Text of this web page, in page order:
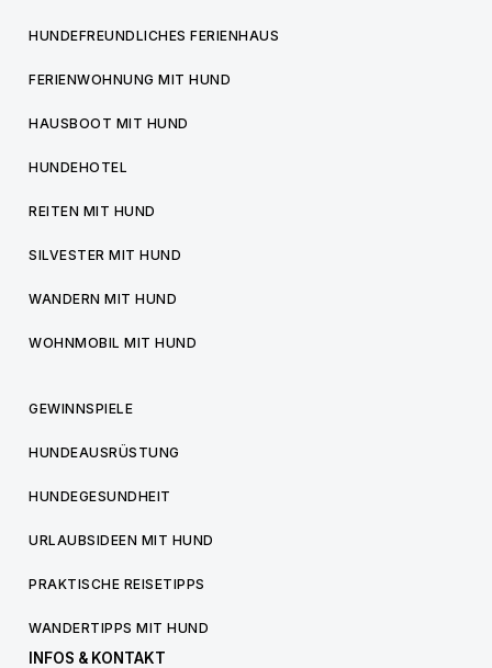
HUNDEFREUNDLICHES FERIENHAUS
FERIENWOHNUNG MIT HUND
HAUSBOOT MIT HUND
HUNDEHOTEL
REITEN MIT HUND
SILVESTER MIT HUND
WANDERN MIT HUND
WOHNMOBIL MIT HUND
GEWINNSPIELE
HUNDEAUSRÜSTUNG
HUNDEGESUNDHEIT
URLAUBSIDEEN MIT HUND
PRAKTISCHE REISETIPPS
WANDERTIPPS MIT HUND
INFOS & KONTAKT